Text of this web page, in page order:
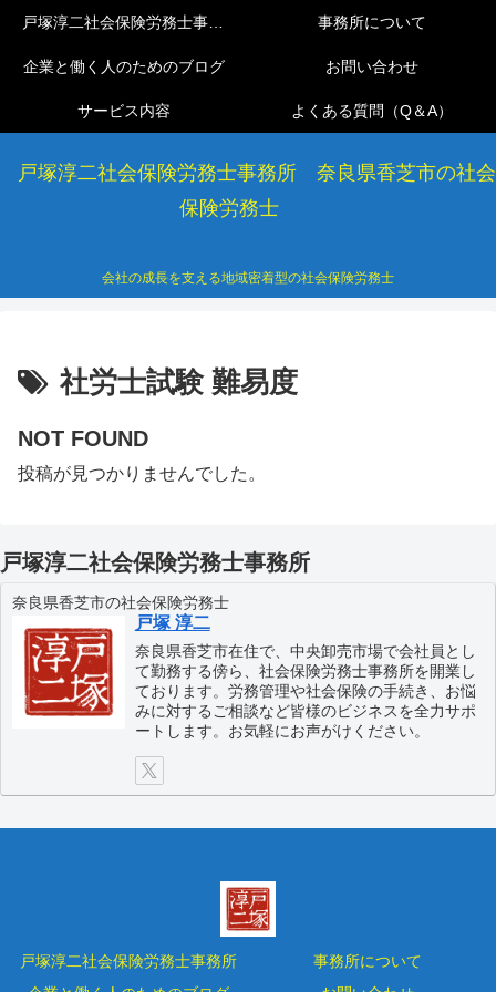
戸塚淳二社会保険労務士事務所 奈良県香芝市の社会
保険労務士
会社の成長を支える地域密着型の社会保険労務士
戸塚淳二社会保険労務士事務所 事務所について
企業と働く人のためのブログ お問い合わせ
サービス内容 よくある質問（Q＆A）
社労士試験 難易度
NOT FOUND
投稿が見つかりませんでした。
戸塚淳二社会保険労務士事務所
奈良県香芝市の社会保険労務士
戸塚 淳二
奈良県香芝市在住で、中央卸売市場で会社員とし
て勤務する傍ら、社会保険労務士事務所を開業し
ております。労務管理や社会保険の手続き、お悩
みに対するご相談など皆様のビジネスを全力サポ
ートします。お気軽にお声がけください。
戸塚淳二社会保険労務士事務所
事務所について